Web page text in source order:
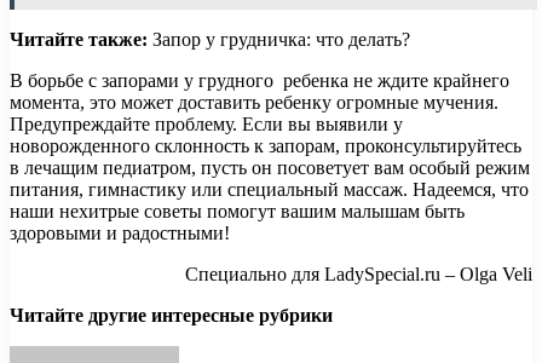
Читайте также: Запор у грудничка: что делать?
В борьбе с запорами у грудного ребенка не ждите крайнего
момента, это может доставить ребенку огромные мучения.
Предупреждайте проблему. Если вы выявили у
новорожденного склонность к запорам, проконсультируйтесь
в лечащим педиатром, пусть он посоветует вам особый режим
питания, гимнастику или специальный массаж. Надеемся, что
наши нехитрые советы помогут вашим малышам быть
здоровыми и радостными!
Специально для LadySpecial.ru – Olga Veli
Читайте другие интересные рубрики